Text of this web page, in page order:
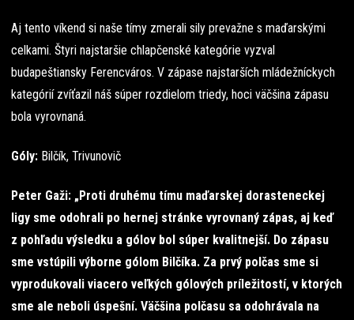
Aj tento víkend si naše tímy zmerali sily prevažne s maďarskými
celkami. Štyri najstaršie chlapčenské kategórie vyzval
budapeštiansky Ferencváros. V zápase najstarších mládežníckych
kategórií zvíťazil náš súper rozdielom triedy, hoci väčšina zápasu
bola vyrovnaná.
Góly: Bilčík, Trivunovič
Peter Gaži: „Proti druhému tímu maďarskej dorasteneckej
ligy sme odohrali po hernej stránke vyrovnaný zápas, aj keď
z pohľadu výsledku a gólov bol súper kvalitnejší. Do zápasu
sme vstúpili výborne gólom Bilčíka. Za prvý polčas sme si
vyprodukovali viacero veľkých gólových príležitostí, v ktorých
sme ale neboli úspešní. Väčšina polčasu sa odohrávala na